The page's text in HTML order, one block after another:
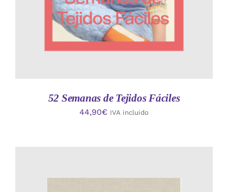
52 Semanas de Tejidos Fáciles
44,90€ IVA incluido